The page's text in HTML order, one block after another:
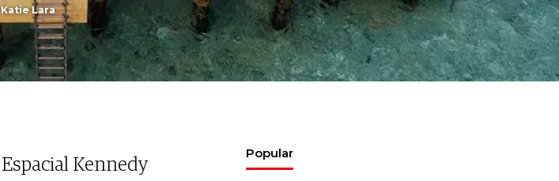
Katie Lara
Kennedy
Popular